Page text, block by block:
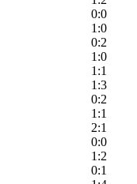
0:0
1:0
0:2
1:0
1:1
1:3
0:2
1:1
2:1
0:0
1:2
0:1